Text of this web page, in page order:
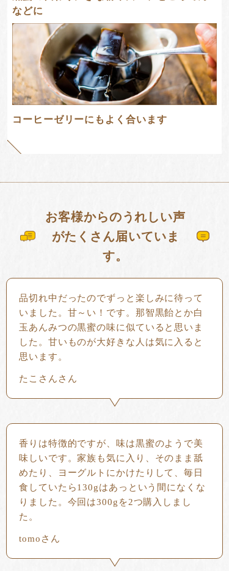
などに
コーヒーゼリーにもよく合います
お客様からのうれしい声
がたくさん届いていま
す。
品切れ中だったのでずっと楽しみに待って
いました。甘～い！です。那智黒飴とか白
玉あんみつの黒蜜の味に似ていると思いま
した。甘いものが大好きな人は気に入ると
思います。
たこさんさん
香りは特徴的ですが、味は黒蜜のようで美
味しいです。家族も気に入り、そのまま舐
めたり、ヨーグルトにかけたりして、毎日
食していたら130gはあっという間になくな
りました。今回は300gを2つ購入しまし
た。
tomoさん